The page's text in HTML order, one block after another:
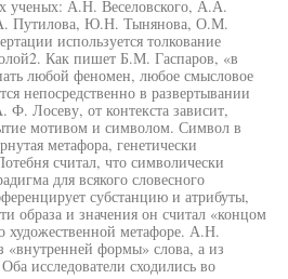
ученых: А.Н. Веселовского, А.А.
Путилова, Ю.Н. Тынянова, О.М.
используется толкование
Как пишет Б.М. Гаспаров, «в
любой феномен, любое смысловое
непосредственно в развертывании
Ф. Лосеву, от контекста зависит,
мотивом и символом. Символ в
метафора, генетически
считал, что символически
для всякого словесного
субстанцию и атрибуты,
образа и значения он считал «концом
художественной метафоре. А.Н.
«внутренней формы» слова, а из
исследователи сходились во